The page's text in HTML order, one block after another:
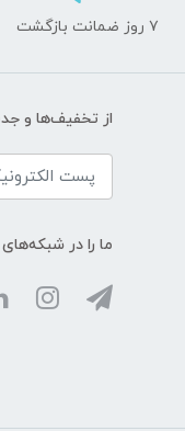
۷ روز ضمانت بازگشت
از تخفیف‌ها و
ما را در